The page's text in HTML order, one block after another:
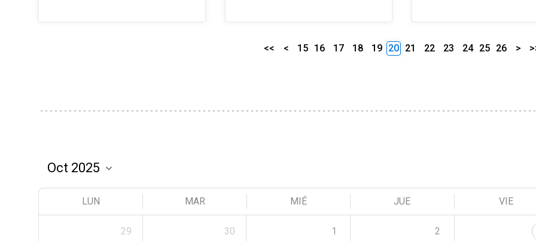
<< < 15 16 17 18 19 20 21 22 23 24 25 26 >
LUN MAR MIÉ JUE VIE
29 30 1 2